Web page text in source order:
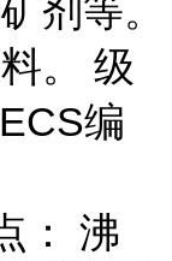
剂等。
。 级
编
： 沸